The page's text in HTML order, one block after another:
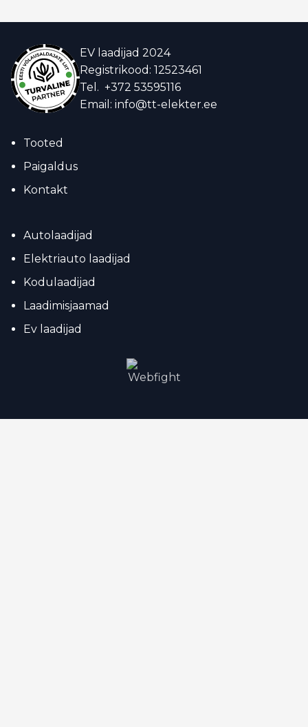
EV laadijad 2024
Registrikood: 12523461
Tel. +372 53595116
Email: info@tt-elekter.ee
Tooted
Paigaldus
Kontakt
Autolaadijad
Elektriauto laadijad
Kodulaadijad
Laadimisjaamad
Ev laadijad